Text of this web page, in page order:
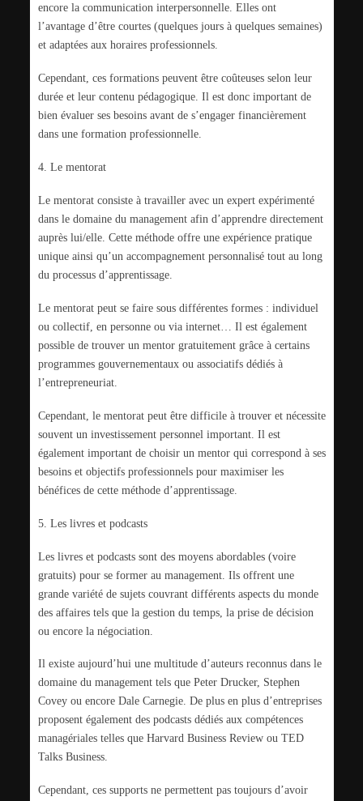
encore la communication interpersonnelle. Elles ont
l’avantage d’être courtes (quelques jours à quelques semaines)
et adaptées aux horaires professionnels.
Cependant, ces formations peuvent être coûteuses selon leur
durée et leur contenu pédagogique. Il est donc important de
bien évaluer ses besoins avant de s’engager financièrement
dans une formation professionnelle.
4. Le mentorat
Le mentorat consiste à travailler avec un expert expérimenté
dans le domaine du management afin d’apprendre directement
auprès lui/elle. Cette méthode offre une expérience pratique
unique ainsi qu’un accompagnement personnalisé tout au long
du processus d’apprentissage.
Le mentorat peut se faire sous différentes formes : individuel
ou collectif, en personne ou via internet… Il est également
possible de trouver un mentor gratuitement grâce à certains
programmes gouvernementaux ou associatifs dédiés à
l’entrepreneuriat.
Cependant, le mentorat peut être difficile à trouver et nécessite
souvent un investissement personnel important. Il est
également important de choisir un mentor qui correspond à ses
besoins et objectifs professionnels pour maximiser les
bénéfices de cette méthode d’apprentissage.
5. Les livres et podcasts
Les livres et podcasts sont des moyens abordables (voire
gratuits) pour se former au management. Ils offrent une
grande variété de sujets couvrant différents aspects du monde
des affaires tels que la gestion du temps, la prise de décision
ou encore la négociation.
Il existe aujourd’hui une multitude d’auteurs reconnus dans le
domaine du management tels que Peter Drucker, Stephen
Covey ou encore Dale Carnegie. De plus en plus d’entreprises
proposent également des podcasts dédiés aux compétences
managériales telles que Harvard Business Review ou TED
Talks Business.
Cependant, ces supports ne permettent pas toujours d’avoir